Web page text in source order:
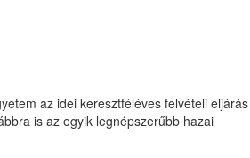
az idei keresztféléves felvételi eljárás
is az egyik legnépszerűbb hazai